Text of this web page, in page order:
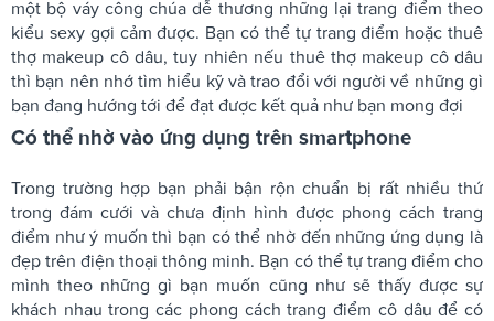
một bộ váy công chúa dễ thương những lại trang điểm theo
kiểu sexy gợi cảm được. Bạn có thể tự trang điểm hoặc thuê
thợ makeup cô dâu, tuy nhiên nếu thuê thợ makeup cô dâu
thì bạn nên nhớ tìm hiểu kỹ và trao đổi với người về những gì
bạn đang hướng tới để đạt được kết quả như bạn mong đợi
Có thể nhờ vào ứng dụng trên smartphone
Trong trường hợp bạn phải bận rộn chuẩn bị rất nhiều thứ
trong đám cưới và chưa định hình được phong cách trang
điểm như ý muốn thì bạn có thể nhờ đến những ứng dụng là
đẹp trên điện thoại thông minh. Bạn có thể tự trang điểm cho
mình theo những gì bạn muốn cũng như sẽ thấy được sự
khách nhau trong các phong cách trang điểm cô dâu để có